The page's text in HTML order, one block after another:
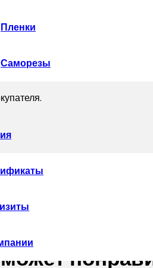
Пленки
Саморезы